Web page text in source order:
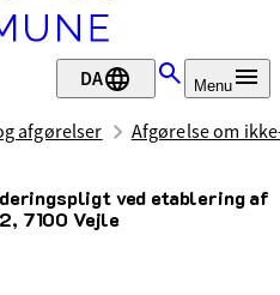
DA Menu
afgørelser Afgørelse om
ved etablering af
7100 Vejle